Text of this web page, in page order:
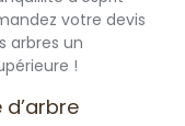
votre devis
arbres un
!